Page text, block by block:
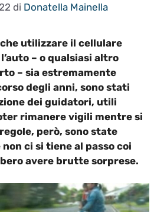
di Donatella Mainella
che utilizzare il cellulare
– o qualsiasi altro
– sia estremamente
degli anni, sono stati
dei guidatori, utili
rimanere vigili mentre si
però, sono state
ci si tiene al passo coi
avere brutte sorprese.